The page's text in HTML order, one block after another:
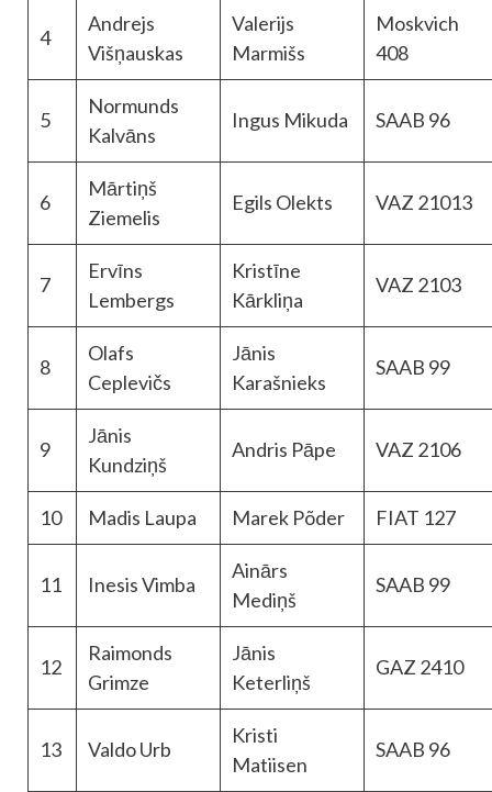
4
Andrejs
Višņauskas
Valerijs
Marmišs
Moskvich
408
5
Normunds
Kalvāns
Ingus Mikuda SAAB 96
6
Mārtiņš
Ziemelis
Egils Olekts VAZ 21013
7
Ervīns
Lembergs
Kristīne
Kārkliņa
VAZ 2103
8
Olafs
Ceplevičs
Jānis
Karašnieks
SAAB 99
9
Jānis
Kundziņš
Andris Pāpe VAZ 2106
10 Madis Laupa Marek Põder FIAT 127
11 Inesis Vimba
Ainārs
Mediņš
SAAB 99
12
Raimonds
Grimze
Jānis
Keterliņš
GAZ 2410
13 Valdo Urb
Kristi
Matiisen
SAAB 96